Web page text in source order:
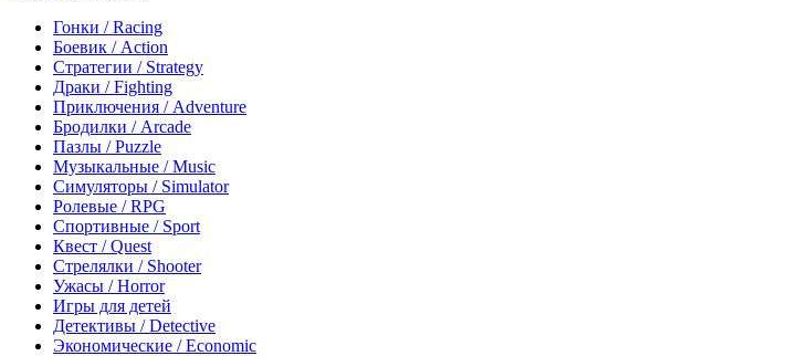
Гонки / Racing
Боевик / Action
Стратегии / Strategy
Драки / Fighting
Приключения / Adventure
Бродилки / Arcade
Пазлы / Puzzle
Музыкальные / Music
Симуляторы / Simulator
Ролевые / RPG
Спортивные / Sport
Квест / Quest
Стрелялки / Shooter
Ужасы / Horror
Игры для детей
Детективы / Detective
Экономические / Economic